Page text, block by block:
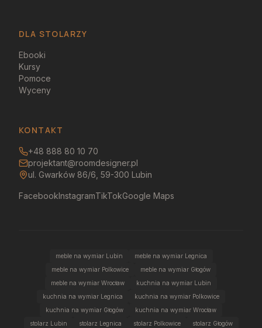
DLA STOLARZY
Ebooki
Kursy
Pomoce
Wyceny
KONTAKT
+48 888 80 10 70
projektant@roomdesigner.pl
ul. Gwarków 86/6, 59-300 Lubin
FacebookInstagramTikTokGoogle Maps
meble na wymiar Lubin
meble na wymiar Legnica
meble na wymiar Polkowice
meble na wymiar Głogów
meble na wymiar Wrocław
kuchnia na wymiar Lubin
kuchnia na wymiar Legnica
kuchnia na wymiar Polkowice
kuchnia na wymiar Głogów
kuchnia na wymiar Wrocław
stolarz Lubin
stolarz Legnica stolarz Polkowice
stolarz Głogów